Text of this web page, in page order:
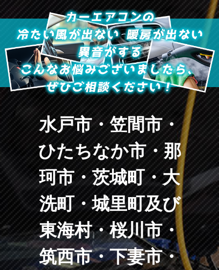
水戸市・笠間市・
ひたちなか市・那
珂市・茨城町・大
洗町・城里町及び
東海村・桜川市・
筑西市・下妻市・